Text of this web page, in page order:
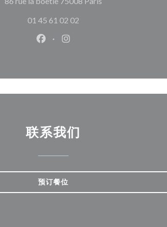
01 45 61 02 02
Facebook ((在新窗口中打开))
Instagram ((在新窗口中
联系我们
预订餐位